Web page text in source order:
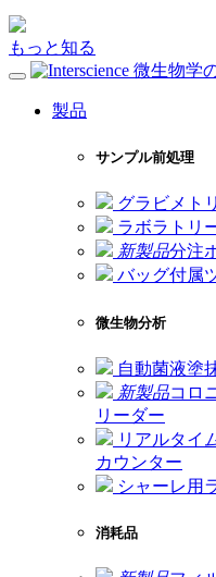
もっと知る
微生物学
製品
サンプル前処理
グラビメト
ラボラトリ
新製品分注
バッグ付属
微生物分析
自動菌液塗
新製品コロ
リーダー
リアルタイ
カウンター
シャーレ用
消耗品